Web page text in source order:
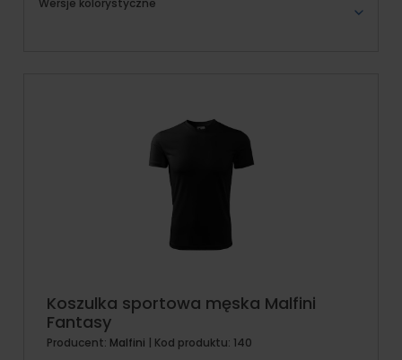
Koszulka sportowa męska Malfini
Fantasy
Producent: Malfini | Kod produktu: 140